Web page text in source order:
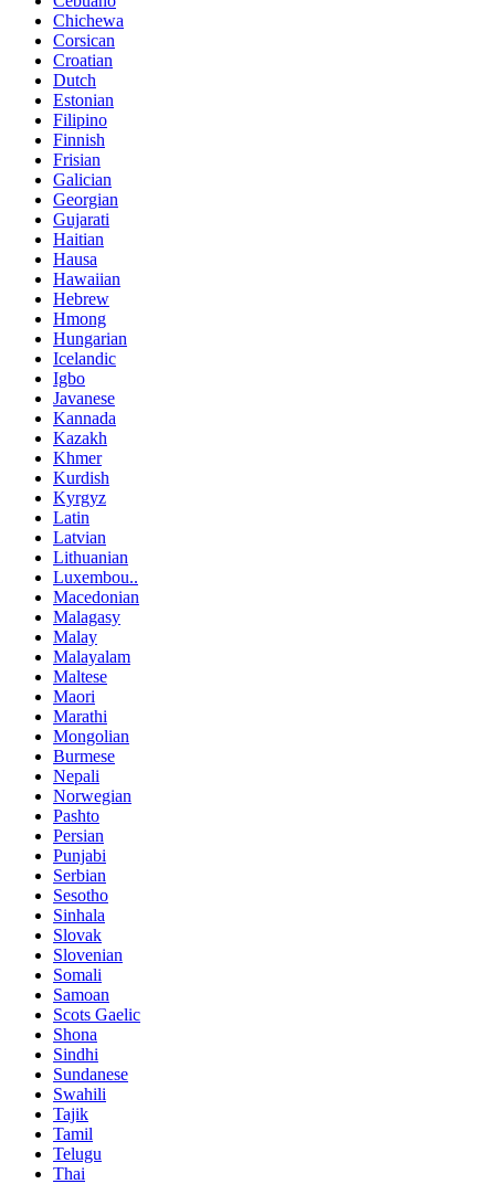
Chichewa
Corsican
Croatian
Dutch
Estonian
Filipino
Finnish
Frisian
Galician
Georgian
Gujarati
Haitian
Hausa
Hawaiian
Hebrew
Hmong
Hungarian
Icelandic
Igbo
Javanese
Kannada
Kazakh
Khmer
Kurdish
Kyrgyz
Latin
Latvian
Lithuanian
Luxembou..
Macedonian
Malagasy
Malay
Malayalam
Maltese
Maori
Marathi
Mongolian
Burmese
Nepali
Norwegian
Pashto
Persian
Punjabi
Serbian
Sesotho
Sinhala
Slovak
Slovenian
Somali
Samoan
Scots Gaelic
Shona
Sindhi
Sundanese
Swahili
Tajik
Tamil
Telugu
Thai